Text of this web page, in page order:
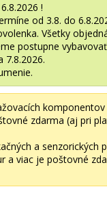
!
od 3.8. do
Všetky
postupne
7.8.2026.
zdarma (aj pri
a senzorických
a viac je poštovné